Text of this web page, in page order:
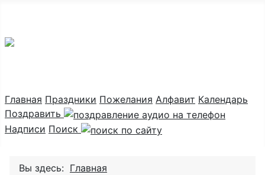
Главная Праздники Пожелания Алфавит Календарь
Поздравить
Надписи Поиск
Вы здесь: Главная